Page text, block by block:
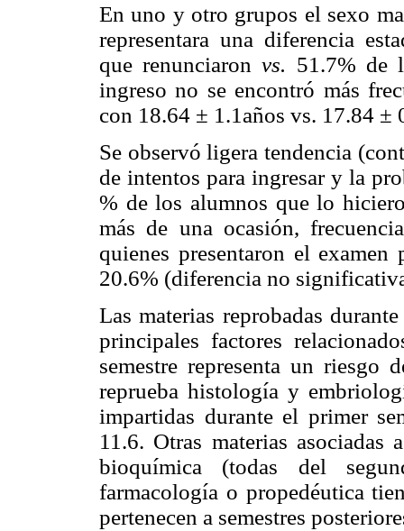
En uno y otro grupos el sexo
representara una diferencia
que renunciaronvs. 51.7% de
ingreso no se encontró más
con 18.64 ± 1.1años vs. 17.84 ±
Se observó ligera tendencia
de intentos para ingresar y la
% de los alumnos que lo
más de una ocasión,
quienes presentaron el
20.6% (diferencia no
Las materias reprobadas
principales factores
semestre representa un riesgo
reprueba histología y
impartidas durante el primer
11.6. Otras materias
bioquímica (todas del
farmacología o propedéutica
pertenecen a semestres